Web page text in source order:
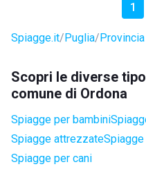
1
Spiagge.it Puglia
Scopri le diverse
comune di Ordona
Spiagge per bambini
Spiagge attrezzate
Spiagge per cani